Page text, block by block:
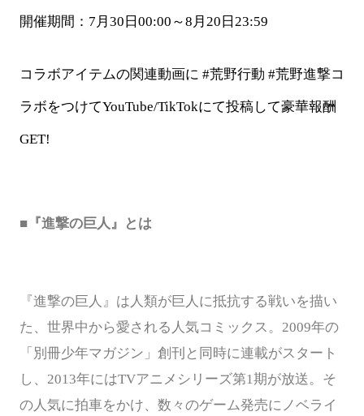
開催期間： 7月30日00:00～8月20日23:59
コラボアイテムの関連動画に #荒野行動 #荒野進撃コ
ラボをつけてYouTube/TikTokにて投稿して豪華報酬
GET!
■『進撃の巨人』とは
『進撃の巨人』は人類が巨人に抵抗する戦いを描い
た、世界中から愛される人気コミックス。 2009年の
「別冊少年マガジン」創刊と同時に連載がスタート
し、2013年にはTVアニメシリーズ第1期が放送。そ
の人気に拍車をかけ、数々のゲーム発売にノベライ